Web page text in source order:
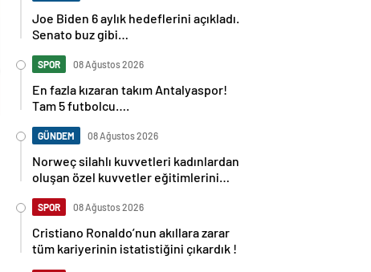
Joe Biden 6 aylık hedeflerini açıkladı.
Senato buz gibi…
SPOR 08 Ağustos 2026
En fazla kızaran takım Antalyaspor!
Tam 5 futbolcu….
GÜNDEM 08 Ağustos 2026
Norweç silahlı kuvvetleri kadınlardan
oluşan özel kuvvetler eğitimlerini
SPOR 08 Ağustos 2026
Cristiano Ronaldo’nun akıllara zarar
tüm kariyerinin istatistiğini çıkardık !